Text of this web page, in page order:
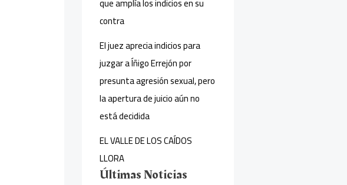
contra
El juez aprecia indicios para
juzgar a Íñigo Errejón por
presunta agresión sexual, pero
la apertura de juicio aún no
está decidida
EL VALLE DE LOS CAÍDOS
LLORA
Últimas Noticias